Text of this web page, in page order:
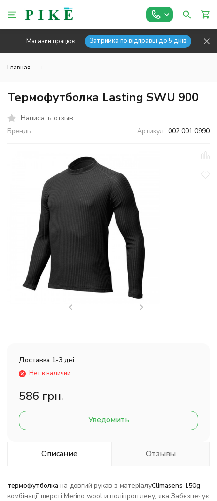
Магазин працює Затримка по відправці до 5 днів
Главная ↓
Термофутболка Lasting SWU 900
Написать отзыв
Бренды:
Артикул: 002.001.0990
Доставка 1-3 дні:
Нет в наличии
586 грн.
Уведомить
Описание Отзывы
термофутболка на довгий рукав з матеріалуClimasens 150g -
комбінації шерсті Merino wool и поліпропілену, яка Забезпечує